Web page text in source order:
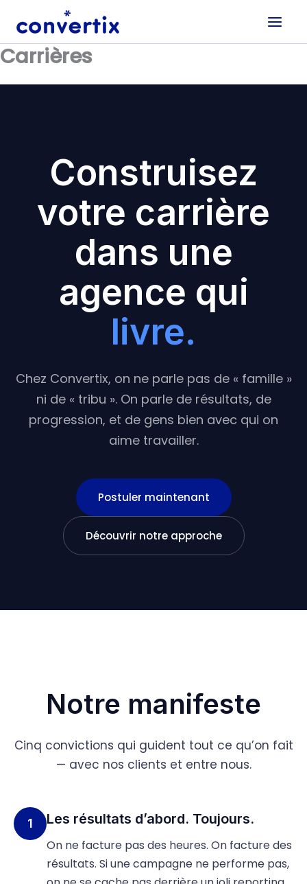
contenu
Carrières
Construisez
votre carrière
dans une
agence qui
livre.
Chez Convertix, on ne parle pas de « famille »
ni de « tribu ». On parle de résultats, de
progression, et de gens bien avec qui on
aime travailler.
Postuler maintenant
Découvrir notre approche
Notre manifeste
Cinq convictions qui guident tout ce qu’on fait
— avec nos clients et entre nous.
1 Les résultats d’abord. Toujours.
On ne facture pas des heures. On facture des
résultats. Si une campagne ne performe pas,